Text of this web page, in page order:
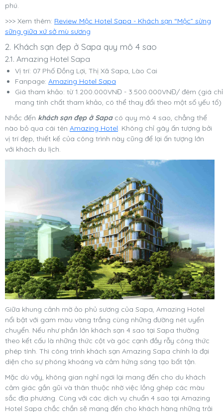
phú.
>>> Xem thêm: Review Mộc Hotel Sapa - Khách sạn “Mộc” sừng
sững giữa xứ sở mù sương
2. Khách sạn đẹp ở Sapa quy mô 4 sao
2.1. Amazing Hotel Sapa
Vị trí: 07 Phố Đồng Lợi, Thị Xã Sapa, Lào Cai
Fanpage: Amazing Hotel Sapa
Giá tham khảo: từ 1.200.000VNĐ - 3.500.000VNĐ/ đêm (giá chỉ
mang tính chất tham khảo, có thể thay đổi theo một số yếu tố)
Nhắc đến khách sạn đẹp ở Sapacó quy mô 4 sao, chẳng thể
nào bỏ qua cái tên Amazing Hotel . Không chỉ gây ấn tượng bởi
vị trí đẹp, thiết kế của công trình này cũng để lại ấn tượng lớn
với khách du lịch.
Giữa khung cảnh mờ ảo phủ sương của Sapa, Amazing Hotel
nổi bật với gam màu vàng trắng cùng những đường nét uyển
chuyển. Nếu như phần lớn khách sạn 4 sao tại Sapa thường
theo kết cấu là những thức cột và góc cạnh đầy rẫy công thức
phép tính. Thì công trình khách sạn Amazing Sapa chính là đại
diện cho sự phóng khoáng và cảm hứng sáng tạo bất tận.
Mặc dù vậy, không gian nghỉ ngơi lại mang đến cho du khách
cảm giác gần gũi và thân thuộc nhờ việc lồng ghép các màu
sắc địa phương. Cùng với các dịch vụ chuẩn 4 sao tại Amazing
Hotel Sapa chắc chắn sẽ mang đến cho khách hàng những trải